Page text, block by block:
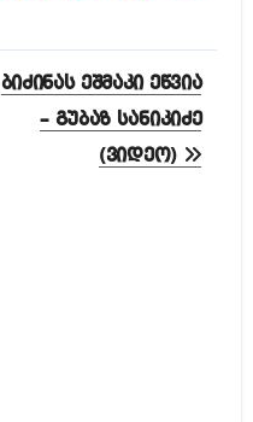
ბიძინას ეშმაკი ეწვია
– გუბაზ სანიკიძე
(ვიდეო)